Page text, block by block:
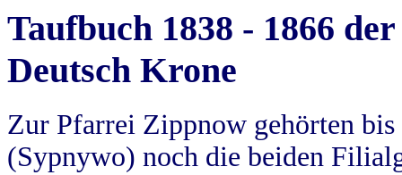
Taufbuch 1838 - 1866
Deutsch Krone
Zur Pfarrei Zippnow gehörten
(Sypnywo) noch die beiden